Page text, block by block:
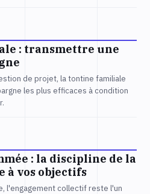
: transmettre une
de projet, la tontine familiale
les plus efficaces à condition
: la discipline de la
à vos objectifs
l'engagement collectif reste l'un